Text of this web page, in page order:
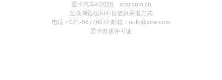
爱卡汽车©2026 xcar.com.cn
互联网违法和不良信息举报方式
电话：021-56776072 邮箱：auto@xcar.com
爱卡资质许可证